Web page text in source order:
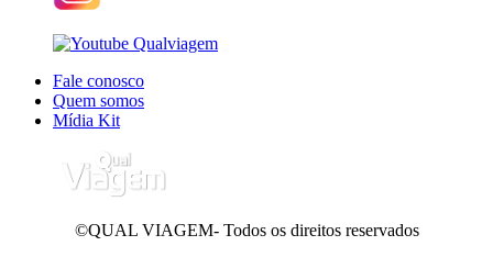
Fale conosco
Quem somos
Mídia Kit
©QUAL VIAGEM- Todos os direitos reservados